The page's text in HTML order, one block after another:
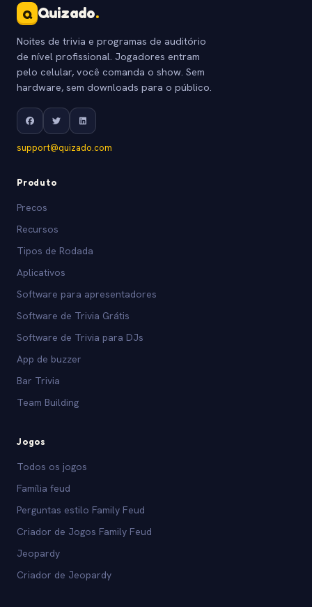
Q Quizado.
Noites de trivia e programas de auditório
de nível profissional. Jogadores entram
pelo celular, você comanda o show. Sem
hardware, sem downloads para o público.
support@quizado.com
Produto
Precos
Recursos
Tipos de Rodada
Aplicativos
Software para apresentadores
Software de Trivia Grátis
Software de Trivia para DJs
App de buzzer
Bar Trivia
Team Building
Jogos
Todos os jogos
Família feud
Perguntas estilo Family Feud
Criador de Jogos Family Feud
Jeopardy
Criador de Jeopardy